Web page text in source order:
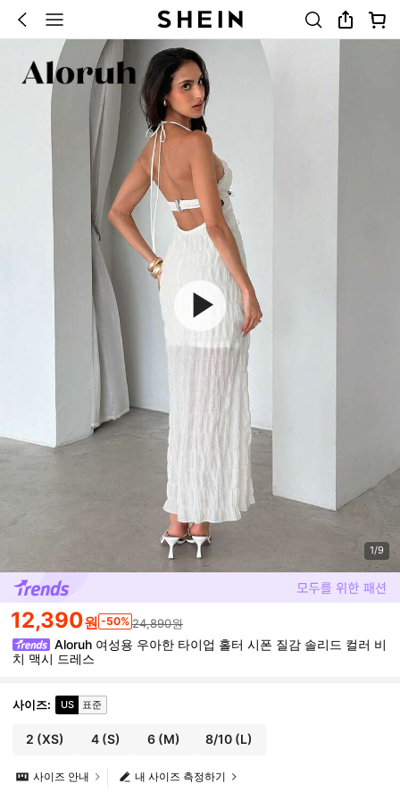
1/9
12,390원 -50% 24,890원
Aloruh 여성용 우아한 타이업 홀터 시폰 질감 솔리드 컬러 비
치 맥시 드레스
사이즈: US 표준
2 (XS) 4(S) 6(M) 8/10 (L)
내 사이즈 측정하기
사이즈 안내